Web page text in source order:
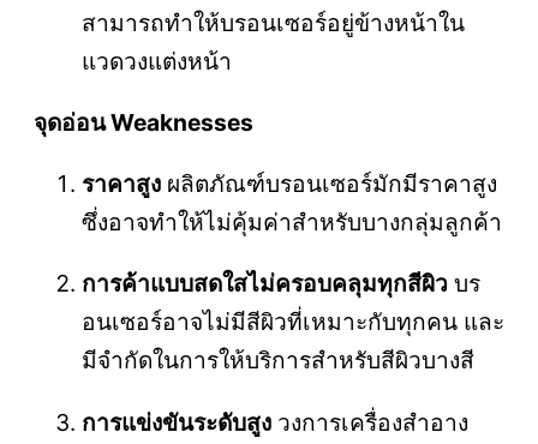
สามารถทำให้บรอนเซอร์อยู่ข้างหน้าใน
แวดวงแต่งหน้า
จุดอ่อน Weaknesses
ราคาสูง ผลิตภัณฑ์บรอนเซอร์มักมีราคาสูง
ซึ่งอาจทำให้ไม่คุ้มค่าสำหรับบางกลุ่มลูกค้า
การค้าแบบสดใสไม่ครอบคลุมทุกสีผิว บร
อนเซอร์อาจไม่มีสีผิวที่เหมาะกับทุกคน และ
มีจำกัดในการให้บริการสำหรับสีผิวบางสี
การแข่งขันระดับสูง วงการเครื่องสำอาง